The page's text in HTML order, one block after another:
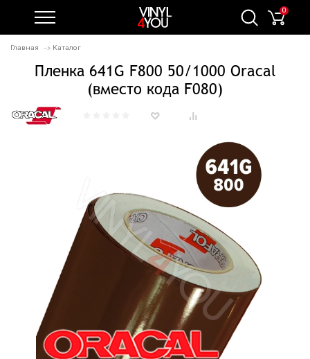
0
Главная Каталог
Пленка 641G F800 50/1000 Oracal
(вместо кода F080)